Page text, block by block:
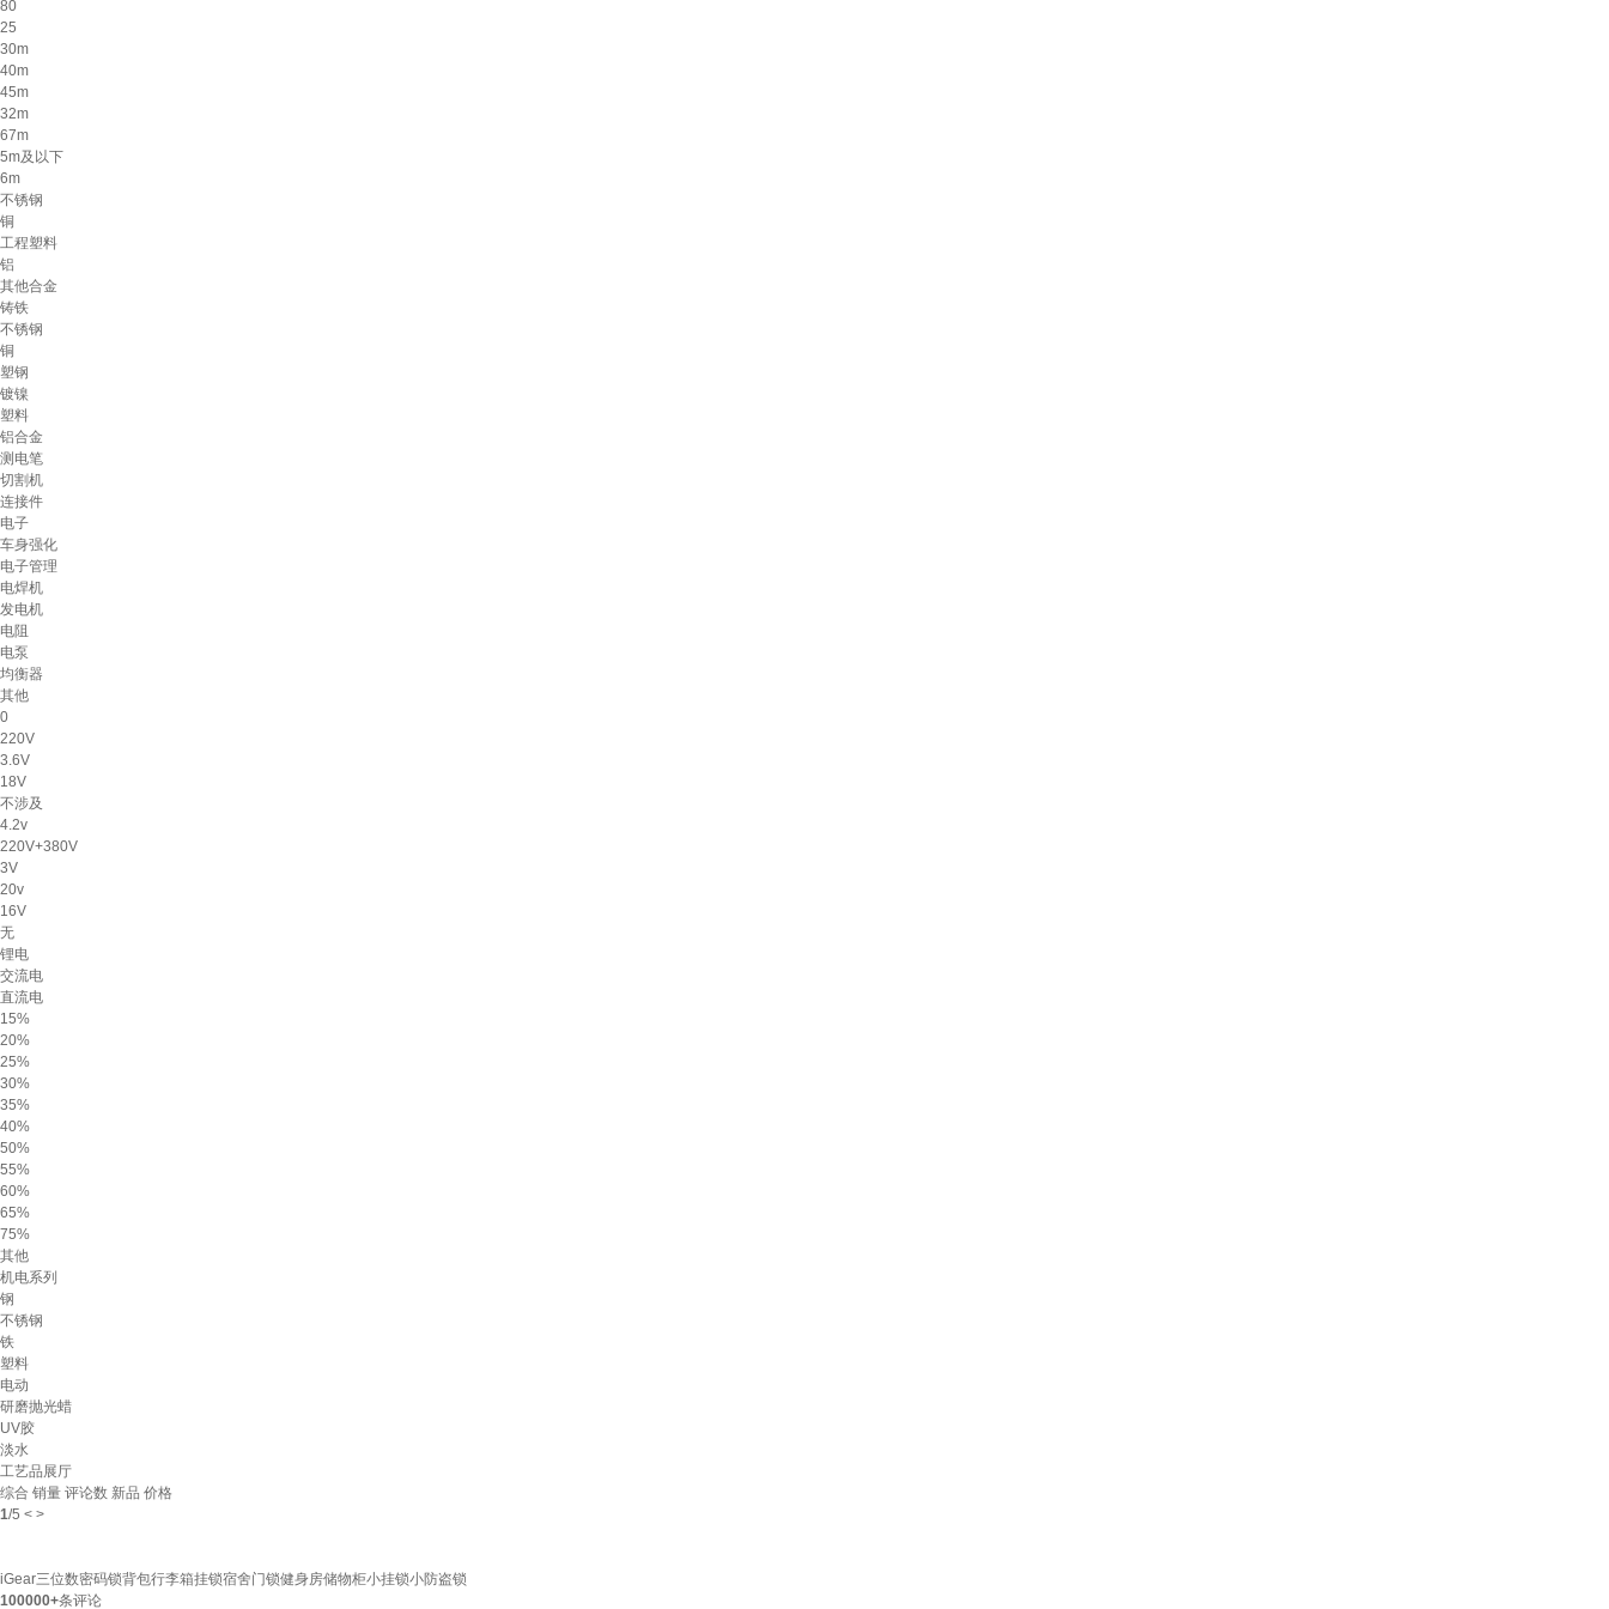
80
25
30m
40m
45m
32m
67m
5m及以下
6m
不锈钢
铜
工程塑料
铝
其他合金
铸铁
不锈钢
铜
塑钢
镀镍
塑料
铝合金
测电笔
切割机
连接件
电子
车身强化
电子管理
电焊机
发电机
电阻
电泵
均衡器
其他
0
220V
3.6V
18V
不涉及
4.2v
220V+380V
3V
20v
16V
无
锂电
交流电
直流电
15%
20%
25%
30%
35%
40%
50%
55%
60%
65%
75%
其他
机电系列
钢
不锈钢
铁
塑料
电动
研磨抛光蜡
UV胶
淡水
工艺品展厅
综合 销量 评论数 新品 价格
1/5 < >
iGear三位数密码锁背包行李箱挂锁宿舍门锁健身房储物柜小挂锁小防盗锁
100000+条评论